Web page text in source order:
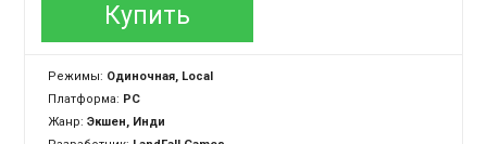
Купить
Режимы: Одиночная, Local
Платформа: PC
Жанр:Экшен, Инди